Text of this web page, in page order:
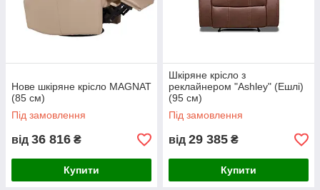
Нове шкіряне крісло MAGNAT
(85 см)
Під замовлення
від 36 816 ₴
Купити
Шкіряне крісло з
реклайнером "Ashley" (Ешлі)
(95 см)
Під замовлення
від 29 385 ₴
Купити